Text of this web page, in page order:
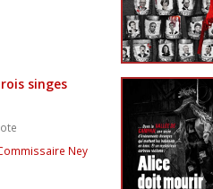
singes
Ney